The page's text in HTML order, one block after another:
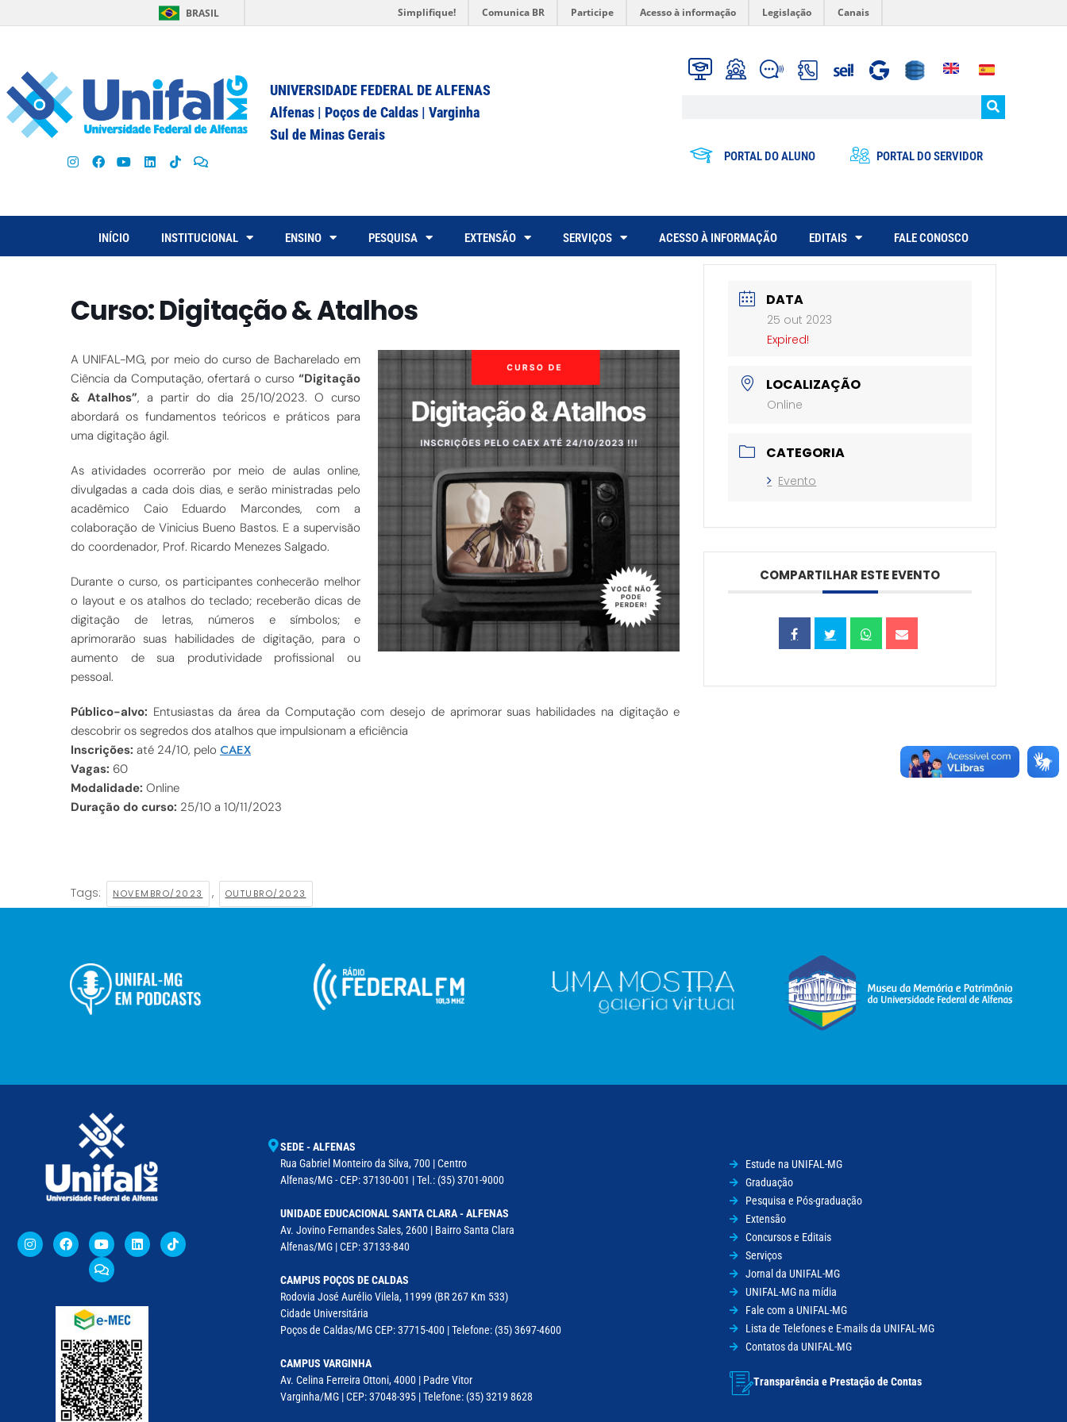
BRASIL Simplifique! Comunica BR Participe Acesso à informação Legislação Canais
UNIVERSIDADE FEDERAL DE ALFENAS
Alfenas | Poços de Caldas | Varginha
Sul de Minas Gerais
PORTAL DO ALUNO PORTAL DO SERVIDOR
INÍCIO INSTITUCIONAL ENSINO PESQUISA EXTENSÃO SERVIÇOS ACESSO À INFORMAÇÃO EDITAIS FALE CONOSCO
Curso: Digitação & Atalhos
A UNIFAL-MG, por meio do curso de Bacharelado em
Ciência da Computação, ofertará o curso “Digitação
& Atalhos”, a partir do dia 25/10/2023. O curso
abordará os fundamentos teóricos e práticos para
uma digitação ágil.
As atividades ocorrerão por meio de aulas online,
divulgadas a cada dois dias, e serão ministradas pelo
acadêmico Caio Eduardo Marcondes, com a
colaboração de Vinicius Bueno Bastos. E a supervisão
do coordenador, Prof. Ricardo Menezes Salgado.
Durante o curso, os participantes conhecerão melhor
o layout e os atalhos do teclado; receberão dicas de
digitação de letras, números e símbolos; e
aprimorarão suas habilidades de digitação, para o
aumento de sua produtividade profissional ou
pessoal.
Público-alvo: Entusiastas da área da Computação com desejo de aprimorar suas habilidades na digitação e
descobrir os segredos dos atalhos que impulsionam a eficiência
Inscrições: até 24/10, pelo CAEX
Vagas: 60
Modalidade: Online
Duração do curso: 25/10 a 10/11/2023
Tags: NOVEMBRO/2023 , OUTUBRO/2023
DATA
25 out 2023
Expired!
LOCALIZAÇÃO
Online
CATEGORIA
Evento
COMPARTILHAR ESTE EVENTO
SEDE - ALFENAS
Rua Gabriel Monteiro da Silva, 700 | Centro
Alfenas/MG - CEP: 37130-001 | Tel.: (35) 3701-9000
UNIDADE EDUCACIONAL SANTA CLARA - ALFENAS
Av. Jovino Fernandes Sales, 2600 | Bairro Santa Clara
Alfenas/MG | CEP: 37133-840
CAMPUS POÇOS DE CALDAS
Rodovia José Aurélio Vilela, 11999 (BR 267 Km 533)
Cidade Universitária
Poços de Caldas/MG CEP: 37715-400 | Telefone: (35) 3697-4600
CAMPUS VARGINHA
Av. Celina Ferreira Ottoni, 4000 | Padre Vitor
Varginha/MG | CEP: 37048-395 | Telefone: (35) 3219 8628
Estude na UNIFAL-MG
Graduação
Pesquisa e Pós-graduação
Extensão
Concursos e Editais
Serviços
Jornal da UNIFAL-MG
UNIFAL-MG na mídia
Fale com a UNIFAL-MG
Lista de Telefones e E-mails da UNIFAL-MG
Contatos da UNIFAL-MG
Transparência e Prestação de Contas